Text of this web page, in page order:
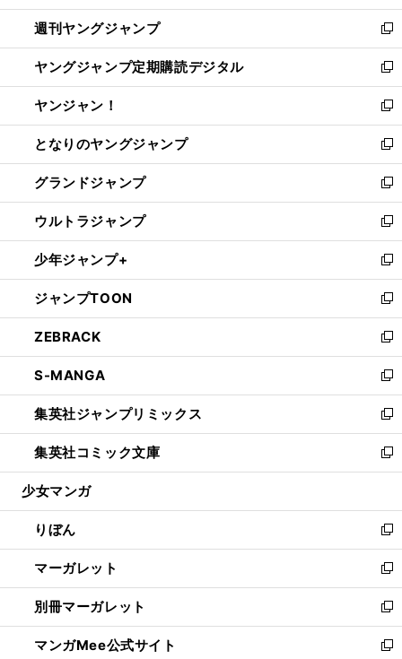
開
く
ウ
で
開
く
ン
ド
ウ
で
開
く
ウ
ィ
ン
ド
ウ
で
開
く
週刊ヤングジャンプ
新
し
い
ウ
ィ
ン
ド
ウ
で
開
く
ヤングジャンプ定期購読デジタル
新
し
い
ウ
ィ
ン
ド
ウ
で
開
く
ヤンジャン！
新
し
い
ウ
ィ
ン
ド
ウ
で
開
く
となりのヤングジャンプ
新
し
い
ウ
ィ
ン
ド
ウ
で
開
く
グランドジャンプ
新
し
い
ウ
ィ
ン
ド
ウ
で
開
く
ウルトラジャンプ
新
し
い
ウ
ィ
ン
ド
ウ
で
開
く
少年ジャンプ+
新
し
い
ウ
ィ
ン
ド
ウ
で
開
く
ジャンプTOON
新
し
い
ウ
ィ
ン
ド
ウ
で
開
ZEBRACK
新
し
い
ウ
ィ
ン
ド
ウ
開
く
S-MANGA
新
し
い
ウ
ィ
ン
ウ
で
開
く
集英社ジャンプリミックス
新
し
い
ウ
ン
ド
ウ
で
開
く
集英社コミック文庫
新
し
ウ
ィ
ン
ド
ウ
で
開
く
少女マンガ
りぼん
新
し
い
ウ
ィ
ン
ド
マーガレット
新
し
い
ウ
ィ
別冊マーガレット
新
し
い
マンガMee公式サイト 新